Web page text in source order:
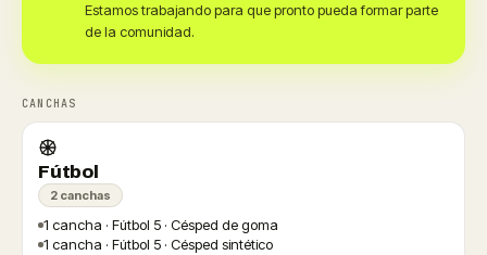
Estamos trabajando para que pronto pueda formar parte
de la comunidad.
CANCHAS
Fútbol
2 canchas
1 cancha · Fútbol 5 · Césped de goma
1 cancha · Fútbol 5 · Césped sintético